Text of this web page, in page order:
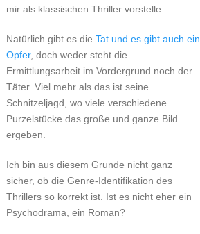
mir als klassischen Thriller vorstelle.
Natürlich gibt es die Tat und es gibt auch ein
Opfer, doch weder steht die
Ermittlungsarbeit im Vordergrund noch der
Täter. Viel mehr als das ist seine
Schnitzeljagd, wo viele verschiedene
Purzelstücke das große und ganze Bild
ergeben.
Ich bin aus diesem Grunde nicht ganz
sicher, ob die Genre-Identifikation des
Thrillers so korrekt ist. Ist es nicht eher ein
Psychodrama, ein Roman?